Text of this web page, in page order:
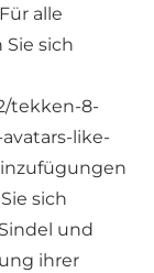
alle
sich
tekken-8-
like-
sich
und
ihrer